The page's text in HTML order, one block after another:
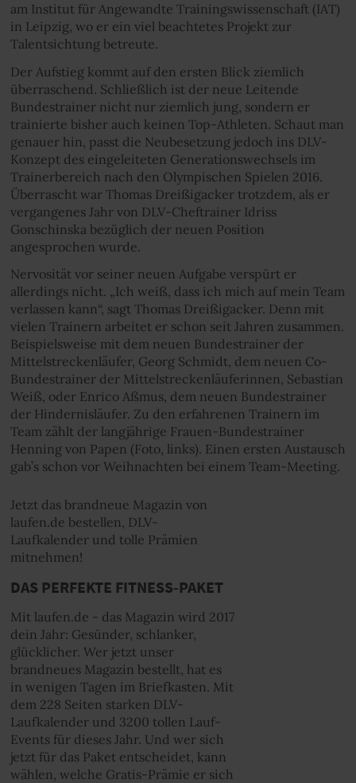
am Institut für Angewandte Trainingswissenschaft (IAT)
in Leipzig, wo er ein viel beachtetes Projekt zur
Talentsichtung betreute.
Der Aufstieg kommt auf den ersten Blick ziemlich
überraschend. Schließlich ist der neue Leitende
Bundestrainer nicht nur ziemlich jung, sondern er
trainierte bisher auch keinen Top-Athleten. Schaut man
genauer hin, passt die Neubesetzung jedoch ins DLV-
Konzept des eingeleiteten Generationswechsels im
Trainerbereich nach den Olympischen Spielen 2016.
Überrascht war Thomas Dreißigacker trotzdem, als er
vergangenes Jahr von DLV-Cheftrainer Idriss
Gonschinska bezüglich der neuen Position
angesprochen wurde.
Nervosität vor seiner neuen Aufgabe verspürt er
allerdings nicht. „Ich weiß, dass ich mich auf mein Team
verlassen kann“, sagt Thomas Dreißigacker. Denn mit
vielen Trainern arbeitet er schon seit Jahren zusammen.
Beispielsweise mit dem neuen Bundestrainer der
Mittelstreckenläufer, Georg Schmidt, dem neuen Co-
Bundestrainer der Mittelstreckenläuferinnen, Sebastian
Weiß, oder Enrico Aßmus, dem neuen Bundestrainer
der Hindernisläufer. Zu den erfahrenen Trainern im
Team zählt der langjährige Frauen-Bundestrainer
Henning von Papen (Foto, links). Einen ersten Austausch
gab’s schon vor Weihnachten bei einem Team-Meeting.
Jetzt das brandneue Magazin von
laufen.de bestellen, DLV-
Laufkalender und tolle Prämien
mitnehmen!
DAS PERFEKTE FITNESS-PAKET
Mit laufen.de - das Magazin wird 2017
dein Jahr: Gesünder, schlanker,
glücklicher. Wer jetzt unser
brandneues Magazin bestellt, hat es
in wenigen Tagen im Briefkasten. Mit
dem 228 Seiten starken DLV-
Laufkalender und 3200 tollen Lauf-
Events für dieses Jahr. Und wer sich
jetzt für das Paket entscheidet, kann
wählen, welche Gratis-Prämie er sich